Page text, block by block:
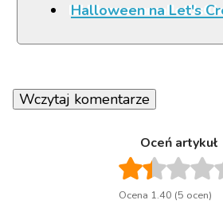
Halloween na Let's
Wczytaj komentarze
Oceń artykuł
Ocena 1.40 (5 ocen)